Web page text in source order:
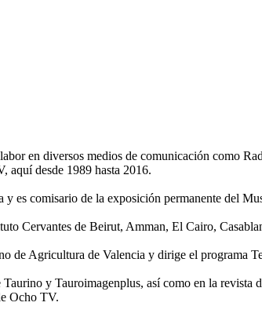
en diversos medios de comunicación como
desde 1989 hasta 2016.
y es comisario de la exposición permanente del
Cervantes de Beirut, Amman, El Cairo,
de Agricultura de Valencia y dirige el programa
y Tauroimagenplus, así como en la
Ocho TV.